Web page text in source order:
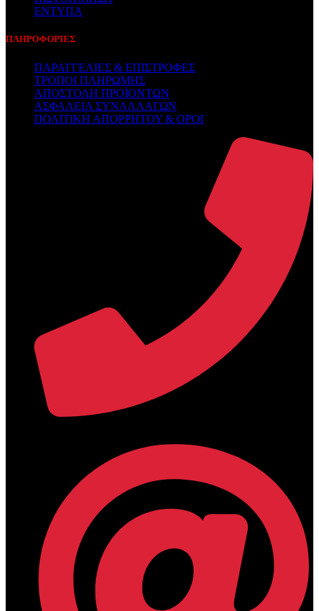
ΕΝΤΥΠΑ
ΠΛΗΡΟΦΟΡΙΕΣ
ΠΑΡΑΓΓΕΛΙΕΣ & ΕΠΙΣΤΡΟΦΕΣ
ΤΡΟΠΟΙ ΠΛΗΡΩΜΗΣ
ΑΠΟΣΤΟΛΗ ΠΡΟΪΟΝΤΩΝ
ΑΣΦΑΛΕΙΑ ΣΥΝΑΛΛΑΓΩΝ
ΠΟΛΙΤΙΚΗ ΑΠΟΡΡΗΤΟΥ & ΟΡΟΙ